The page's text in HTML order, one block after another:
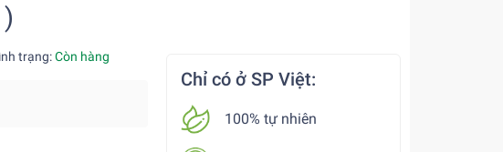
trạng:Còn hàng
Chỉ có ở SP Việt:
100% tự nhiên